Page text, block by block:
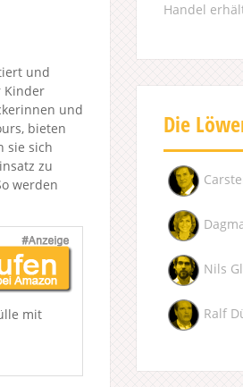
und
Kinder
und
bieten
sie sich
zu
werden
mit
Handel
Die
Nils
Ralf